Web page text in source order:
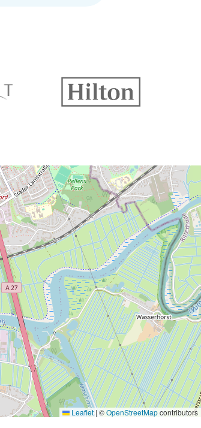
Leaflet | ©OpenStreetMapcontributors